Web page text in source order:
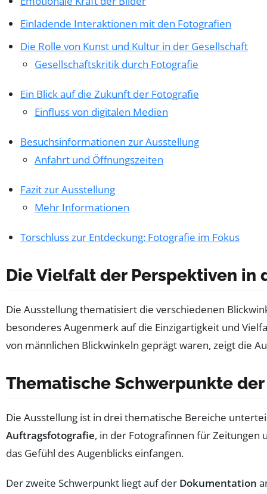
Einladende Interaktionen mit den Fotografien
Die Rolle von Kunst und Kultur in der Gesellschaft
Gesellschaftskritik durch Fotografie
Ein Blick auf die Zukunft der Fotografie
Einfluss von digitalen Medien
Besuchsinformationen zur Ausstellung
Anfahrt und Öffnungszeiten
Fazit zur Ausstellung
Mehr Informationen
Torschluss zur Entdeckung: Fotografie im Fokus
Die Vielfalt der Perspektiven in
Die Ausstellung thematisiert die verschiedenen
besonderes Augenmerk auf die Einzigartigkeit und
von männlichen Blickwinkeln geprägt waren, zeigt die
Thematische Schwerpunkte
Die Ausstellung ist in drei thematische Bereiche
Auftragsfotografie, in der Fotografinnen für Zeitungen
das Gefühl des Augenblicks einfangen.
Der zweite Schwerpunkt liegt auf der Dokumentation